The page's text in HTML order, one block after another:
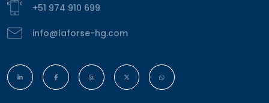
+51 974 910 699
info@laforse-hg.com